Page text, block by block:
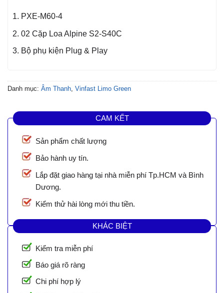
PXE-M60-4
02 Cặp Loa Alpine S2-S40C
Bộ phụ kiện Plug & Play
Danh mục: Âm Thanh Vinfast Limo Green
CAM KẾT
Sản phẩm chất lượng
Bảo hành uy tín.
Lắp đặt giao hàng tại nhà miễn phí Tp.HCM và Bình
Dương.
Kiểm thử hài lòng mới thu tiền.
KHÁC BIỆT
Kiểm tra miễn phí
Báo giá rõ ràng
Chi phí hợp lý